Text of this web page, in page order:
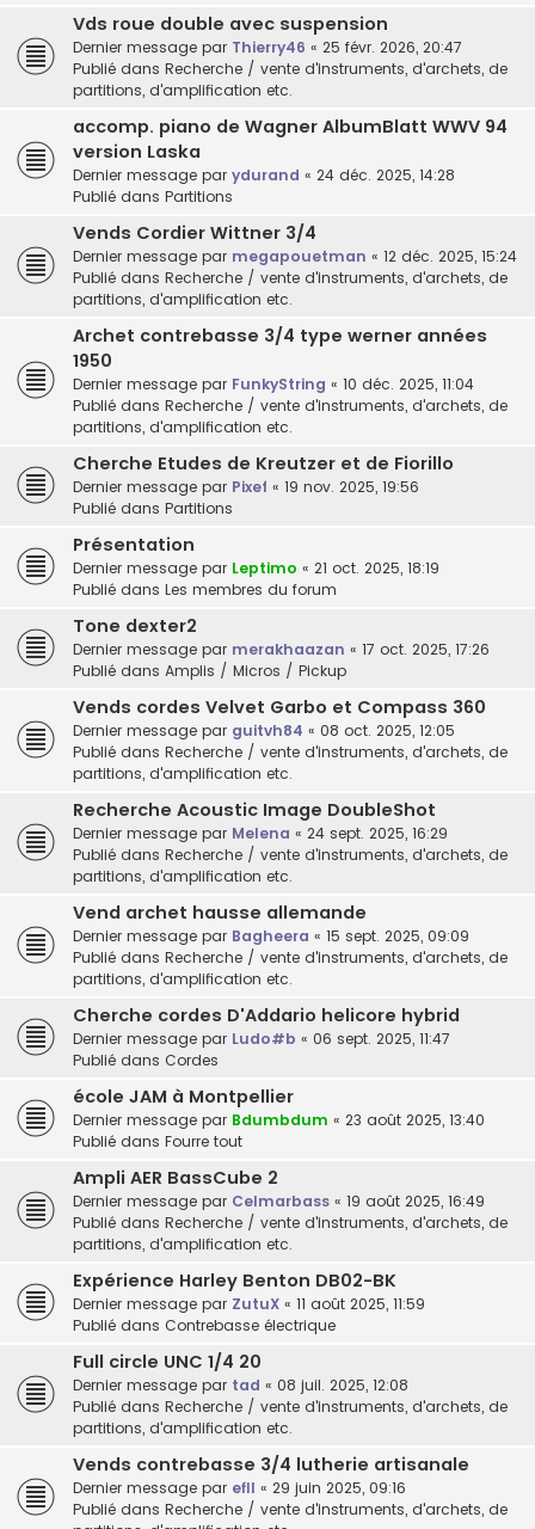
Vds roue double avec suspension
Dernier message par Thierry46 « 25 févr. 2026, 20:47
Publié dans Recherche / vente d'instruments, d'archets, de
partitions, d'amplification etc.
accomp. piano de Wagner AlbumBlatt WWV 94
version Laska
Dernier message par ydurand « 24 déc. 2025, 14:28
Publié dans Partitions
Vends Cordier Wittner 3/4
Dernier message par megapouetman « 12 déc. 2025, 15:24
Publié dans Recherche / vente d'instruments, d'archets, de
partitions, d'amplification etc.
Archet contrebasse 3/4 type werner années
1950
Dernier message par FunkyString « 10 déc. 2025, 11:04
Publié dans Recherche / vente d'instruments, d'archets, de
partitions, d'amplification etc.
Cherche Etudes de Kreutzer et de Fiorillo
Dernier message par Pixef « 19 nov. 2025, 19:56
Publié dans Partitions
Présentation
Dernier message par Leptimo « 21 oct. 2025, 18:19
Publié dans Les membres du forum
Tone dexter2
Dernier message par merakhaazan « 17 oct. 2025, 17:26
Publié dans Amplis / Micros / Pickup
Vends cordes Velvet Garbo et Compass 360
Dernier message par guitvh84 « 08 oct. 2025, 12:05
Publié dans Recherche / vente d'instruments, d'archets, de
partitions, d'amplification etc.
Recherche Acoustic Image DoubleShot
Dernier message par Melena « 24 sept. 2025, 16:29
Publié dans Recherche / vente d'instruments, d'archets, de
partitions, d'amplification etc.
Vend archet hausse allemande
Dernier message par Bagheera « 15 sept. 2025, 09:09
Publié dans Recherche / vente d'instruments, d'archets, de
partitions, d'amplification etc.
Cherche cordes D'Addario helicore hybrid
Dernier message par Ludo#b « 06 sept. 2025, 11:47
Publié dans Cordes
école JAM à Montpellier
Dernier message par Bdumbdum « 23 août 2025, 13:40
Publié dans Fourre tout
Ampli AER BassCube 2
Dernier message par Celmarbass « 19 août 2025, 16:49
Publié dans Recherche / vente d'instruments, d'archets, de
partitions, d'amplification etc.
Expérience Harley Benton DB02-BK
Dernier message par ZutuX « 11 août 2025, 11:59
Publié dans Contrebasse électrique
Full circle UNC 1/4 20
Dernier message par tad « 08 juil. 2025, 12:08
Publié dans Recherche / vente d'instruments, d'archets, de
partitions, d'amplification etc.
Vends contrebasse 3/4 lutherie artisanale
Dernier message par efll « 29 juin 2025, 09:16
Publié dans Recherche / vente d'instruments, d'archets, de